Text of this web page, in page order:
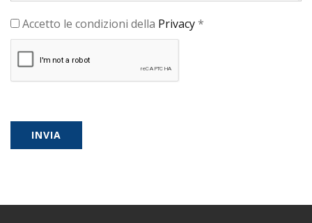
Accetto le condizioni della Privacy*
INVIA